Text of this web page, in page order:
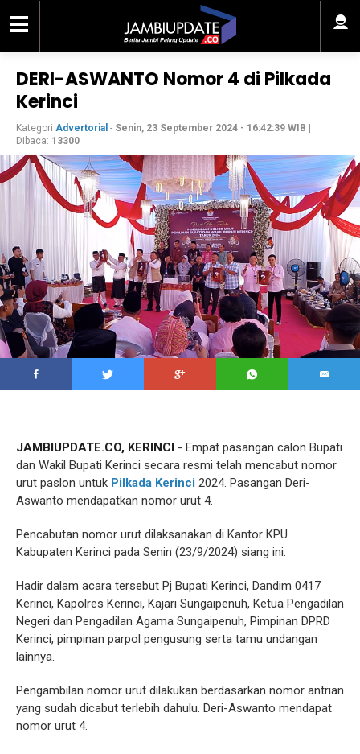
DERI-ASWANTO Nomor 4 di Pilkada
Kerinci
Kategori Advertorial - Senin, 23 September 2024 - 16:42:39 WIB
Dibaca: 13300
JAMBIUPDATE.CO, KERINCI - Empat pasangan calon Bupati
dan Wakil Bupati Kerinci secara resmi telah mencabut nomor
urut paslon untuk Pilkada Kerinci 2024. Pasangan Deri-
Aswanto mendapatkan nomor urut 4.
Pencabutan nomor urut dilaksanakan di Kantor KPU
Kabupaten Kerinci pada Senin (23/9/2024) siang ini.
Hadir dalam acara tersebut Pj Bupati Kerinci, Dandim 0417
Kerinci, Kapolres Kerinci, Kajari Sungaipenuh, Ketua Pengadilan
Negeri dan Pengadilan Agama Sungaipenuh, Pimpinan DPRD
Kerinci, pimpinan parpol pengusung serta tamu undangan
lainnya.
Pengambilan nomor urut dilakukan berdasarkan nomor antrian
yang sudah dicabut terlebih dahulu. Deri-Aswanto mendapat
nomor urut 4.